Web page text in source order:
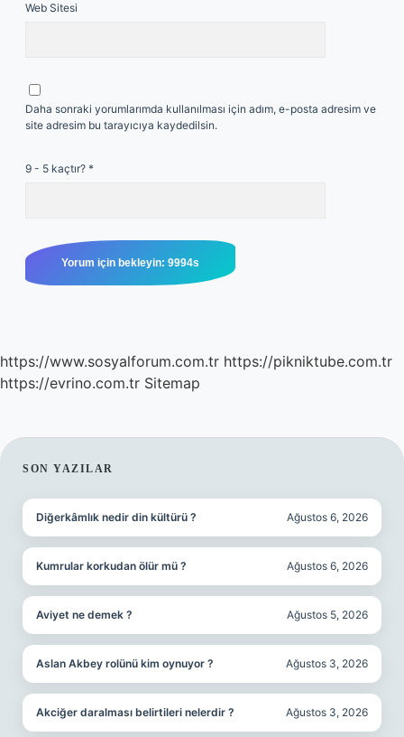
Web Sitesi
Daha sonraki yorumlarımda kullanılması için adım, e-posta adresim ve
site adresim bu tarayıcıya kaydedilsin.
9 - 5 kaçtır? *
https://www.sosyalforum.com.tr https://pikniktube.com.tr
https://evrino.com.tr Sitemap
SIDEBAR
SON YAZILAR
Diğerkâmlık nedir din kültürü ? Ağustos 6, 2026
Kumrular korkudan ölür mü ? Ağustos 6, 2026
Aviyet ne demek ? Ağustos 5, 2026
Aslan Akbey rolünü kim oynuyor ? Ağustos 3, 2026
Akciğer daralması belirtileri nelerdir ? Ağustos 3, 2026